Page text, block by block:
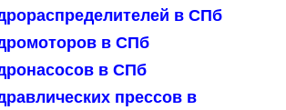
в СПб
в СПб
в СПб
прессов в